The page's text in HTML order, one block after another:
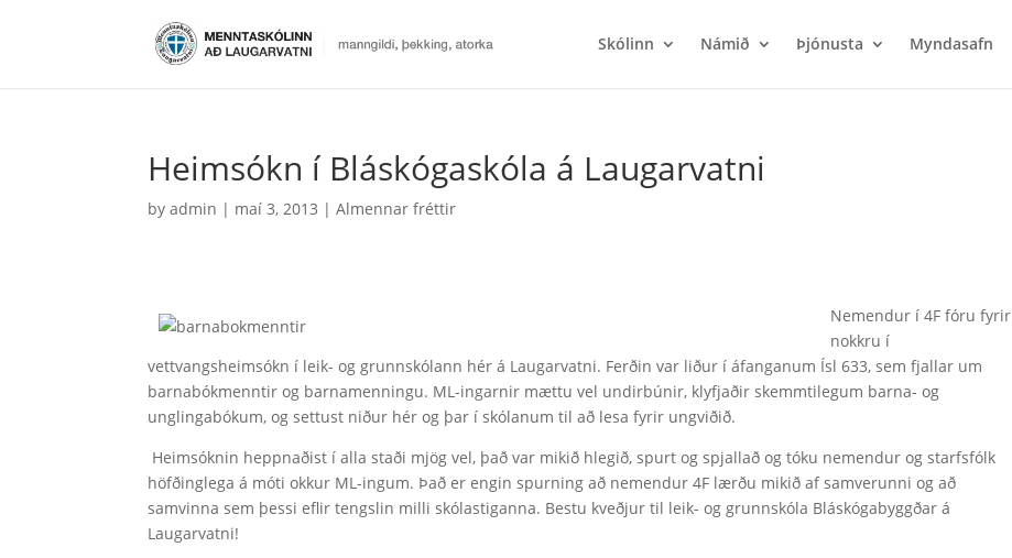
Skólinn Námið Þjónusta Myndasafn
Heimsókn í Bláskógaskóla á Laugarvatni
byadmin | maí 3, 2013 |Almennar fréttir
Nemendur í 4F fóru fyrir
nokkru í
vettvangsheimsókn í leik- og grunnskólann hér á Laugarvatni. Ferðin var liður í áfanganum Ísl 633, sem fjallar um
barnabókmenntir og barnamenningu. ML-ingarnir mættu vel undirbúnir, klyfjaðir skemmtilegum barna- og
unglingabókum, og settust niður hér og þar í skólanum til að lesa fyrir ungviðið.
Heimsóknin heppnaðist í alla staði mjög vel, það var mikið hlegið, spurt og spjallað og tóku nemendur og starfsfólk
höfðinglega á móti okkur ML-ingum. Það er engin spurning að nemendur 4F lærðu mikið af samverunni og að
samvinna sem þessi eflir tengslin milli skólastiganna. Bestu kveðjur til leik- og grunnskóla Bláskógabyggðar á
Laugarvatni!